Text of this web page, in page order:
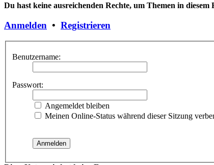
Du hast keine ausreichenden Rechte, um Themen in diesem
Anmelden • Registrieren
Benutzername:
Passwort:
Angemeldet bleiben
Meinen Online-Status während dieser Sitzung